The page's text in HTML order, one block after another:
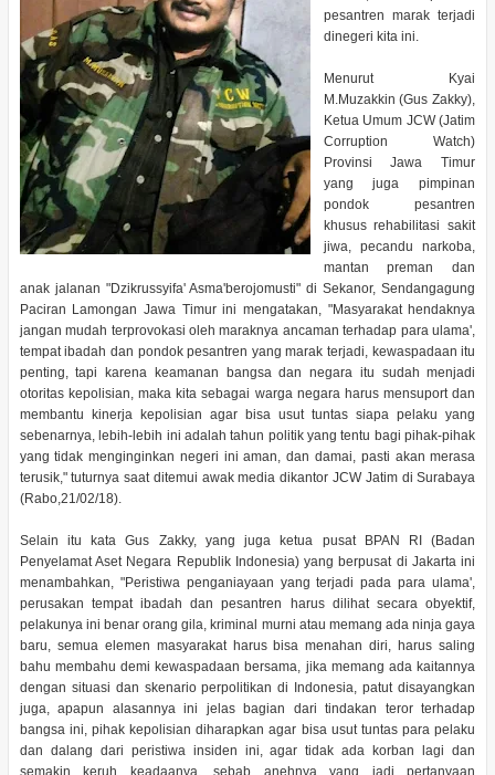
pesantren marak terjadi
dinegeri kita ini.
Menurut Kyai
M.Muzakkin (Gus Zakky),
Ketua Umum JCW (Jatim
Corruption Watch)
Provinsi Jawa Timur
yang juga pimpinan
pondok pesantren
khusus rehabilitasi sakit
jiwa, pecandu narkoba,
mantan preman dan
anak jalanan "Dzikrussyifa' Asma'berojomusti" di Sekanor, Sendangagung
Paciran Lamongan Jawa Timur ini mengatakan, "Masyarakat hendaknya
jangan mudah terprovokasi oleh maraknya ancaman terhadap para ulama',
tempat ibadah dan pondok pesantren yang marak terjadi, kewaspadaan itu
penting, tapi karena keamanan bangsa dan negara itu sudah menjadi
otoritas kepolisian, maka kita sebagai warga negara harus mensuport dan
membantu kinerja kepolisian agar bisa usut tuntas siapa pelaku yang
sebenarnya, lebih-lebih ini adalah tahun politik yang tentu bagi pihak-pihak
yang tidak menginginkan negeri ini aman, dan damai, pasti akan merasa
terusik," tuturnya saat ditemui awak media dikantor JCW Jatim di Surabaya
(Rabo,21/02/18).
Selain itu kata Gus Zakky, yang juga ketua pusat BPAN RI (Badan
Penyelamat Aset Negara Republik Indonesia) yang berpusat di Jakarta ini
menambahkan, "Peristiwa penganiayaan yang terjadi pada para ulama',
perusakan tempat ibadah dan pesantren harus dilihat secara obyektif,
pelakunya ini benar orang gila, kriminal murni atau memang ada ninja gaya
baru, semua elemen masyarakat harus bisa menahan diri, harus saling
bahu membahu demi kewaspadaan bersama, jika memang ada kaitannya
dengan situasi dan skenario perpolitikan di Indonesia, patut disayangkan
juga, apapun alasannya ini jelas bagian dari tindakan teror terhadap
bangsa ini, pihak kepolisian diharapkan agar bisa usut tuntas para pelaku
dan dalang dari peristiwa insiden ini, agar tidak ada korban lagi dan
semakin keruh keadaanya, sebab anehnya yang jadi pertanyaan